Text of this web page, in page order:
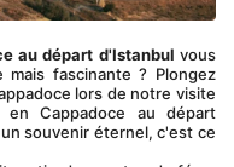
au départ d'Istanbul vous
fascinante ? Plongez
lors de notre visite
Cappadoce au départ
souvenir éternel, c'est ce